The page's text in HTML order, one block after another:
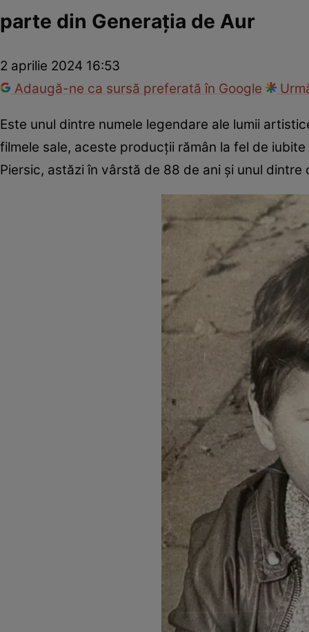
parte din Generația de Aur
2 aprilie 2024 16:53
Adaugă-ne ca sursă preferată în Google
Este unul dintre numele legendare ale lumii
filmele sale, aceste producții rămân la fel de
Piersic, astăzi în vârstă de 88 de ani și unul